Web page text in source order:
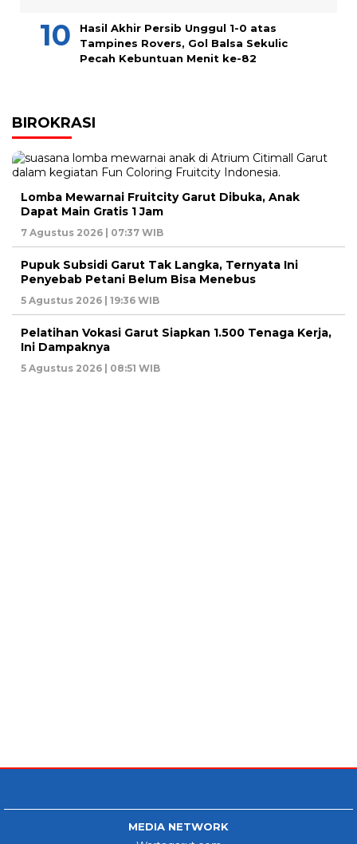
Hasil Akhir Persib Unggul 1-0 atas
Tampines Rovers, Gol Balsa Sekulic
Pecah Kebuntuan Menit ke-82
BIROKRASI
Lomba Mewarnai Fruitcity Garut Dibuka, Anak
Dapat Main Gratis 1 Jam
7 Agustus 2026 | 07:37 WIB
Pupuk Subsidi Garut Tak Langka, Ternyata Ini
Penyebab Petani Belum Bisa Menebus
5 Agustus 2026 | 19:36 WIB
Pelatihan Vokasi Garut Siapkan 1.500 Tenaga Kerja,
Ini Dampaknya
5 Agustus 2026 | 08:51 WIB
MEDIA NETWORK